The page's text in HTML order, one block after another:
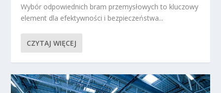
Wybór odpowiednich bram przemysłowych to kluczowy
element dla efektywności i bezpieczeństwa...
CZYTAJ WIĘCEJ